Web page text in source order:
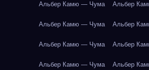
Альбер Камю — Чума Альбер
Альбер Камю — Чума Альбер
Альбер Камю — Чума Альбер
Альбер Камю — Чума Альбер